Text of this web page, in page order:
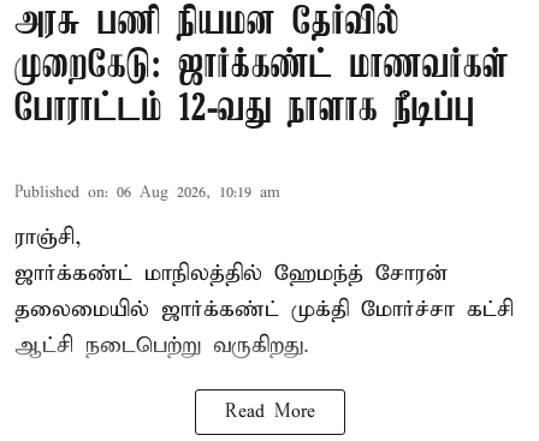
அரசு பணி நியமன தேர்வில்
முறைகேடு: ஜார்க்கண்ட் மாணவர்கள்
போராட்டம் 12-வது நாளாக நீடிப்பு
Published on: 06 Aug 2026, 10:19 am
ராஞ்சி,
ஜார்க்கண்ட் மாநிலத்தில் ஹேமந்த் சோரன்
தலைமையில் ஜார்க்கண்ட் முக்தி மோர்ச்சா கட்சி
ஆட்சி நடைபெற்று வருகிறது.
Read More